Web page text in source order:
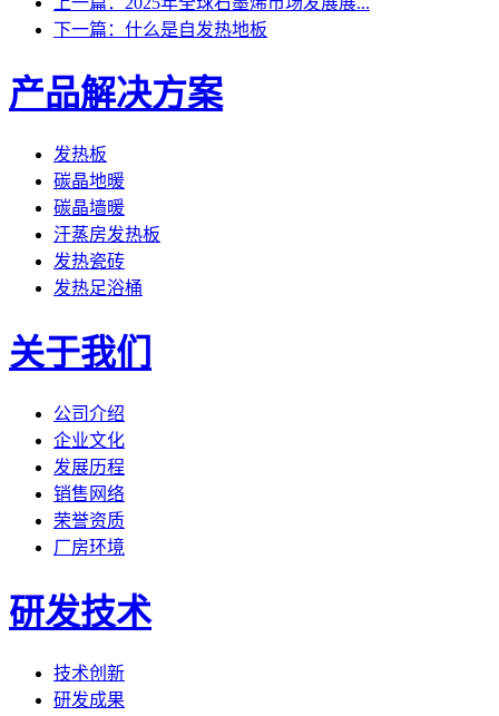
下一篇：什么是自发热地板
产品解决方案
发热板
碳晶地暖
碳晶墙暖
汗蒸房发热板
发热瓷砖
发热足浴桶
关于我们
公司介绍
企业文化
发展历程
销售网络
荣誉资质
厂房环境
研发技术
技术创新
研发成果